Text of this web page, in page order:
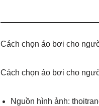
Cách chọn áo bơi cho
Cách chọn áo bơi cho
Nguồn hình ảnh: